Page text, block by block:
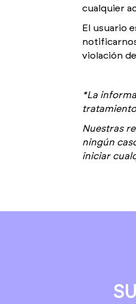
cualquier
El usuario
violación
*La
Nuestras
ningún
iniciar